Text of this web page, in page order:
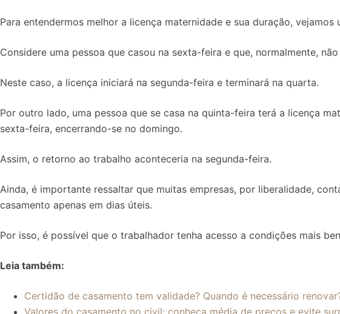
Para entendermos melhor a licença maternidade e sua duração, vejamos
Considere uma pessoa que casou na sexta-feira e que, normalmente,
Neste caso, a licença iniciará na segunda-feira e terminará na quarta.
Por outro lado, uma pessoa que se casa na quinta-feira terá a licença
sexta-feira, encerrando-se no domingo.
Assim, o retorno ao trabalho aconteceria na segunda-feira.
Ainda, é importante ressaltar que muitas empresas, por liberalidade,
casamento apenas em dias úteis.
Por isso, é possível que o trabalhador tenha acesso a condições mais
Leia também:
Certidão de casamento tem validade? Quando é necessário